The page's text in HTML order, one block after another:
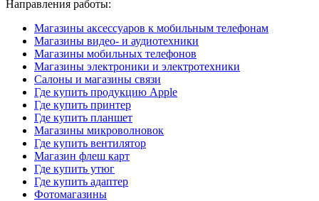
Направления работы:
Магазины аксессуаров к мобильным телефонам
Магазины видео- и аудиотехники
Магазины мобильных телефонов
Магазины электроники и электротехники
Салоны и магазины связи
Где купить продукцию Apple
Где купить принтер
Где купить планшет
Магазины микроволновок
Где купить вентилятор
Магазин флеш карт
Где купить утюг
Где купить адаптер
Фотомагазины